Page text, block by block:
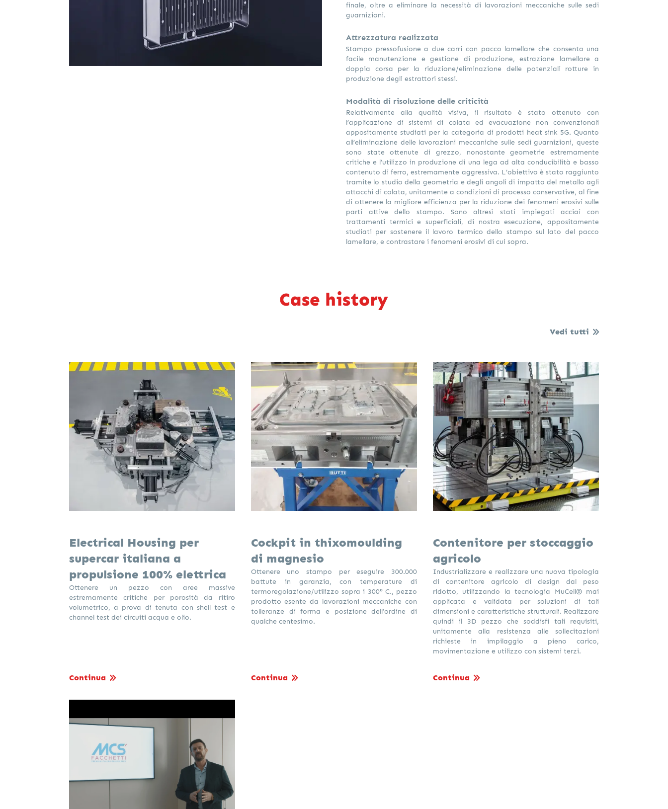
finale, oltre a eliminare la necessità di lavorazioni meccaniche sulle sedi
guarnizioni.
Attrezzatura realizzata
Stampo pressofusione a due carri con pacco lamellare che consenta una
facile manutenzione e gestione di produzione, estrazione lamellare a
doppia corsa per la riduzione/eliminazione delle potenziali rotture in
produzione degli estrattori stessi.
Modalità di risoluzione delle criticità
Relativamente alla qualità visiva, il risultato è stato ottenuto con
l’applicazione di sistemi di colata ed evacuazione non convenzionali
appositamente studiati per la categoria di prodotti heat sink 5G. Quanto
all’eliminazione delle lavorazioni meccaniche sulle sedi guarnizioni, queste
sono state ottenute di grezzo, nonostante geometrie estremamente
critiche e l’utilizzo in produzione di una lega ad alta conducibilità e basso
contenuto di ferro, estremamente aggressiva. L’obiettivo è stato raggiunto
tramite lo studio della geometria e degli angoli di impatto del metallo agli
attacchi di colata, unitamente a condizioni di processo conservative, al fine
di ottenere la migliore efficienza per la riduzione dei fenomeni erosivi sulle
parti attive dello stampo. Sono altresì stati impiegati acciai con
trattamenti termici e superficiali, di nostra esecuzione, appositamente
studiati per sostenere il lavoro termico dello stampo sul lato del pacco
lamellare, e contrastare i fenomeni erosivi di cui sopra.
Case history
Vedi tutti
Electrical Housing per
supercar italiana a
propulsione 100% elettrica
Ottenere un pezzo con aree massive
estremamente critiche per porosità da ritiro
volumetrico, a prova di tenuta con shell test e
channel test dei circuiti acqua e olio.
Continua
Cockpit in thixomoulding
di magnesio
Ottenere uno stampo per eseguire 300.000
battute in garanzia, con temperature di
termoregolazione/utilizzo sopra i 300° C., pezzo
prodotto esente da lavorazioni meccaniche con
tolleranze di forma e posizione dell’ordine di
qualche centesimo.
Continua
Contenitore per stoccaggio
agricolo
Industrializzare e realizzare una nuova tipologia
di contenitore agricolo di design dal peso
ridotto, utilizzando la tecnologia MuCell® mai
applicata e validata per soluzioni di tali
dimensioni e caratteristiche strutturali. Realizzare
quindi il 3D pezzo che soddisfi tali requisiti,
unitamente alla resistenza alle sollecitazioni
richieste in impilaggio a pieno carico,
movimentazione e utilizzo con sistemi terzi.
Continua